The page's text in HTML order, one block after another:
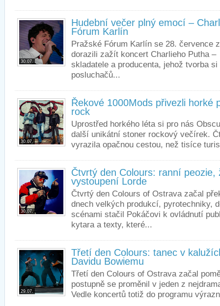
30.07.
Hudební večer plný emocí –
Fórum Karlín
Pražské Fórum Karlín se 28. července
dorazili zažít koncert Charlieho Putha
skladatele a producenta, jehož tvorba
posluchačů...
30.07.
Řekové 1000Mods přivezli horké
rock
Uprostřed horkého léta si pro nás
další unikátní stoner rockový večírek.
vyrazila opačnou cestou, než tisíce
30.07.
Čtvrtý den Colours: ranní peozie,
vystoupení Lorde
Čtvrtý den Colours of Ostrava začal
dnech velkých produkcí, pyrotechniky,
scénami stačil Pokáčovi k ovládnutí
kytara a texty, které...
29.07.
Třetí den Colours: tanec v
Davidu Bowiemu
Třetí den Colours of Ostrava začal
postupně se proměnil v jeden z
Vedle koncertů totiž do programu